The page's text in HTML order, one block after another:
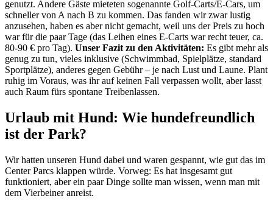
genutzt. Andere Gäste mieteten sogenannte Golf-Carts/E-Cars, um
schneller von A nach B zu kommen. Das fanden wir zwar lustig
anzusehen, haben es aber nicht gemacht, weil uns der Preis zu hoch
war für die paar Tage (das Leihen eines E-Carts war recht teuer, ca.
80-90 € pro Tag). Unser Fazit zu den Aktivitäten: Es gibt mehr als
genug zu tun, vieles inklusive (Schwimmbad, Spielplätze, standard
Sportplätze), anderes gegen Gebühr – je nach Lust und Laune. Plant
ruhig im Voraus, was ihr auf keinen Fall verpassen wollt, aber lasst
auch Raum fürs spontane Treibenlassen.
Urlaub mit Hund: Wie hundefreundlich
ist der Park?
Wir hatten unseren Hund dabei und waren gespannt, wie gut das im
Center Parcs klappen würde. Vorweg: Es hat insgesamt gut
funktioniert, aber ein paar Dinge sollte man wissen, wenn man mit
dem Vierbeiner anreist.